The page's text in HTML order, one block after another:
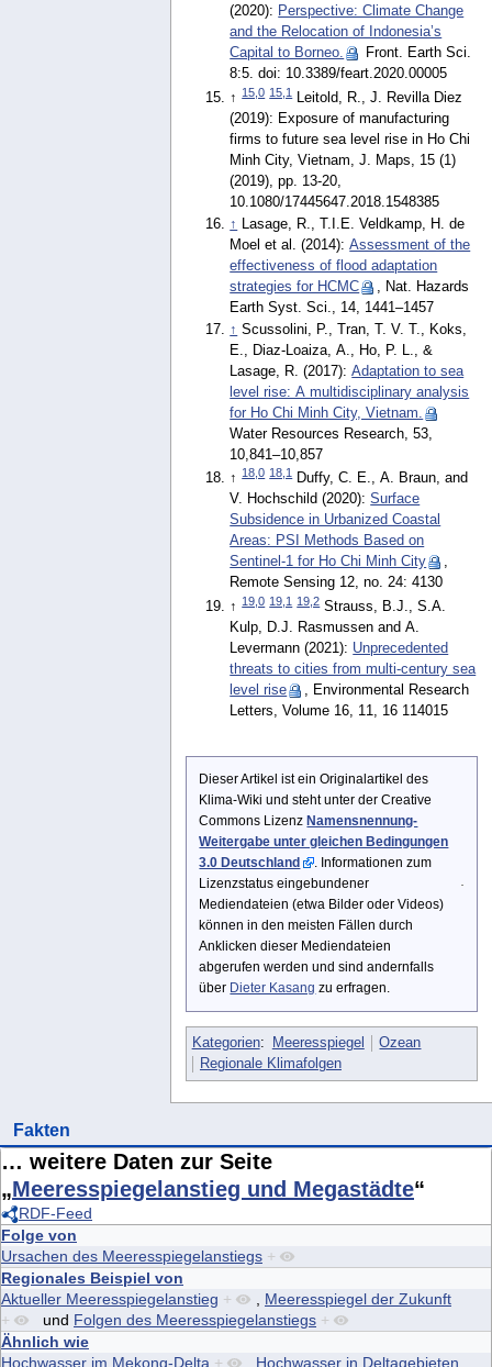
(2020): Perspective: Climate Change
and the Relocation of Indonesia’s
Capital to Borneo.
Front. Earth Sci.
8:5. doi: 10.3389/feart.2020.00005
↑15,0 15,1
Leitold, R., J. Revilla Diez
(2019): Exposure of manufacturing
firms to future sea level rise in Ho Chi
Minh City, Vietnam, J. Maps, 15 (1)
(2019), pp. 13-20,
10.1080/17445647.2018.1548385
↑ Lasage, R., T.I.E. Veldkamp, H. de
Moel et al. (2014):Assessment of the
effectiveness of flood adaptation
strategies for HCMC
, Nat. Hazards
Earth Syst. Sci., 14, 1441–1457
↑ Scussolini, P., Tran, T. V. T., Koks,
E., Diaz-Loaiza, A., Ho, P. L., &
Lasage, R. (2017):Adaptation to sea
level rise: A multidisciplinary analysis
for Ho Chi Minh City, Vietnam.
Water Resources Research, 53,
10,841–10,857
↑18,0 18,1 Duffy, C. E., A. Braun, and
V. Hochschild (2020):Surface
Subsidence in Urbanized Coastal
Areas: PSI Methods Based on
Sentinel-1 for Ho Chi Minh City
,
Remote Sensing 12, no. 24: 4130
↑19,0 19,1 19,2 Strauss, B.J., S.A.
Kulp, D.J. Rasmussen and A.
Levermann (2021): Unprecedented
threats to cities from multi-century sea
level rise
, Environmental Research
Letters, Volume 16, 11, 16 114015
Dieser Artikel ist ein Originalartikel des
Klima-Wiki und steht unter der Creative
Commons Lizenz Namensnennung-
Weitergabe unter gleichen Bedingungen
3.0 Deutschland
. Informationen zum
Lizenzstatus eingebundener
Mediendateien (etwa Bilder oder Videos)
können in den meisten Fällen durch
Anklicken dieser Mediendateien
abgerufen werden und sind andernfalls
über Dieter Kasang zu erfragen.
Kategorien: Meeresspiegel
Ozean
Regionale Klimafolgen
Fakten
… weitere Daten zur Seite
„Meeresspiegelanstieg und Megastädte“
RDF-Feed
Folge von
Ursachen des Meeresspiegelanstiegs +
Regionales Beispiel von
Aktueller Meeresspiegelanstieg +
Meeresspiegel der Zukunft
+
und Folgen des Meeresspiegelanstiegs +
Ähnlich wie
Hochwasser im Mekong-Delta + Hochwasser in Deltagebieten